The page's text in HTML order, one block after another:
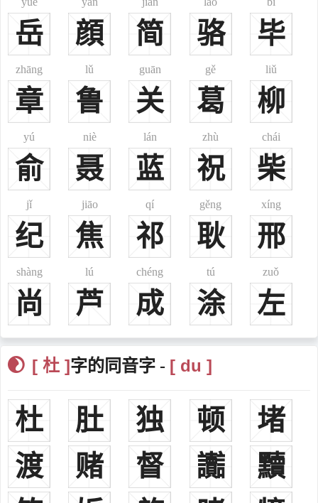
一百个姓之一。尤以辽宁、四川、河南、山东、河北、甘肃、吉林等
省多此姓，上述8省杜姓约占全国汉族杜姓人口55%。
杜姓起源：
1、系自祁姓。帝尧之后建国于刘。为陶唐氏。裔孙刘累以能扰
龙事孔甲，夏时赐姓为御龙氏，封其子孙于唐(故城在今山西翼城
南)。夏、商时一直为诸侯，至周武王时唐作乱，周成王灭之，封其弟
太叔虞于唐，更迁唐之子孙于杜城(故城在今陕西长安东南，故杜陵县
地)。是为杜伯。周宣王灭其国，以杜伯为大夫，无罪被杀，子孙出奔
诸国。留居杜城者为杜氏。
2、相传黄帝时杜康善造酒，见《世本》。故周前已有杜氏。一
说，杜康系周时人。
3、北魏时改代北独孤浑氏为杜氏，见《魏书·官氏志》。
4、金时女真人徒单氏汉姓为杜。
族。今白族姓。
6、清满洲人姓，世居沈阳。又，清满洲八旗姓都善氏、图克坦
氏后均有改姓杜氏者。今满族姓。
7、达斡尔族德贡氏、达力德尔氏，汉姓均为杜。
8、鄂伦春族杜宁肯氏汉姓为杜。
10、土族什杜加氏后改为杜氏。
11、原居于内蒙古卓索图盟和乌讷恩素珠克图盟北路旧土尔扈特
旗(今新疆西北部)之蒙古人有杜氏今蒙古族姓。
12、裕固族杜曼氏汉姓为杜。
岳 顔 简 骆 毕
zhāng
章
lǔ
鲁
guān
关
gě
葛
liǔ
柳
yú
俞
niè
聂
lán
蓝
zhù
祝
chái
柴
jǐ
纪
jiāo
焦
qí
祁
gěng
耿
xíng
邢
shàng
尚
lú
芦
chéng
成
tú
涂
zuǒ
左
[ 杜 ]字的同音字 - [ du ]
杜 肚 独 顿
堵
渡
赌 督 讟
黷